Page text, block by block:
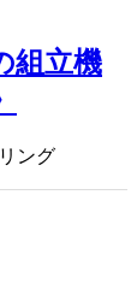
組立機
ング